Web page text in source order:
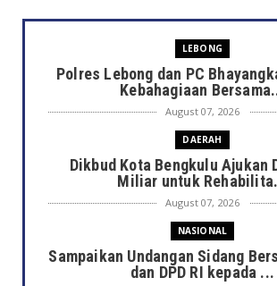
LEBONG
Polres Lebong dan PC
Kebahagiaan
August 07, 2026
DAERAH
Dikbud Kota Bengkulu Ajukan
Miliar untuk
August 07, 2026
NASIONAL
Sampaikan Undangan Sidang
dan DPD RI kepada ...